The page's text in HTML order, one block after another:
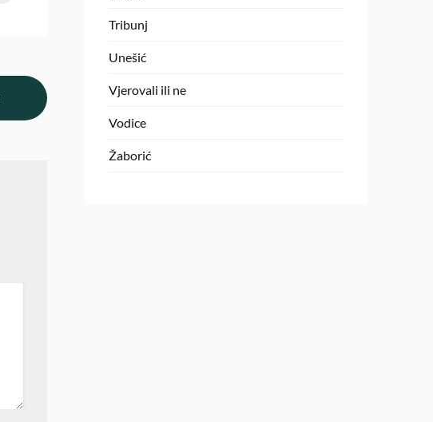
Tribunj
Unešić
Vjerovali ili ne
Vodice
Žaborić